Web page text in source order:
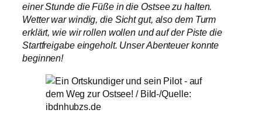
einer Stunde die Füße in die Ostsee zu halten.
Wetter war windig, die Sicht gut, also dem Turm
erklärt, wie wir rollen wollen und auf der Piste die
Startfreigabe eingeholt. Unser Abenteuer konnte
beginnen!